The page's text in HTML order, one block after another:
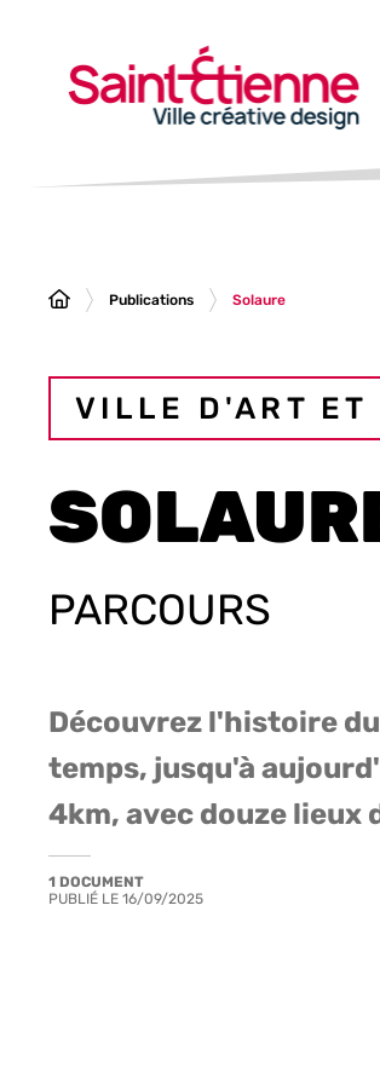
Publications Solaure
VILLE D'ART ET
PARCOURS
Découvrez l'histoire
temps, jusqu'à
4km, avec douze lieux
1 DOCUMENT
PUBLIÉ LE 16/09/2025